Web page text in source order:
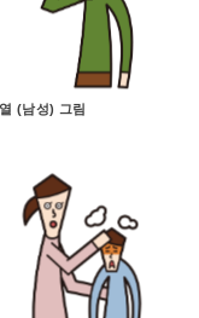
(남성) 그림